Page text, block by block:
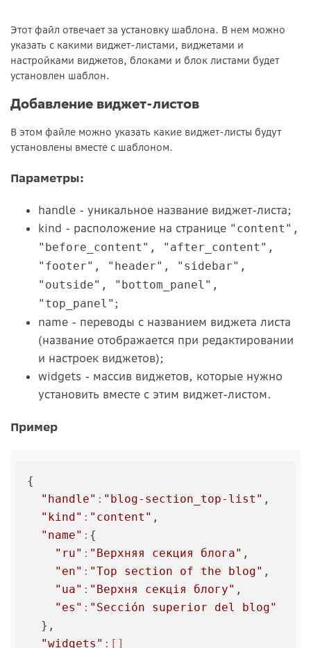
Этот файл отвечает за установку шаблона. В нем можно
указать с какими виджет-листами, виджетами и
настройками виджетов, блоками и блок листами будет
установлен шаблон.
Добавление виджет-листов
В этом файле можно указать какие виджет-листы будут
установлены вместе с шаблоном.
Параметры:
handle - уникальное название виджет-листа;
kind - расположение на странице "content",
"before_content", "after_content",
"footer", "header", "sidebar",
"outside", "bottom_panel",
"top_panel" ;
name - переводы с названием виджета листа
(название отображается при редактировании
и настроек виджетов);
widgets - массив виджетов, которые нужно
установить вместе с этим виджет-листом.
Пример
{
"handle" : "blog-section_top-list" ,
"kind" : "content" ,
"name" : {
"ru" : "Верхняя секция блога" ,
"en" : "Top section of the blog" ,
"ua" : "Верхня секція блогу" ,
"es" : "Sección superior del blog"
  },
"widgets" :[]